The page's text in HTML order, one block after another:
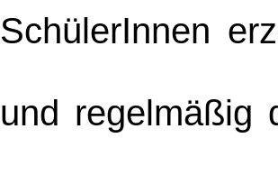
SchülerInnen
und regelmäßig